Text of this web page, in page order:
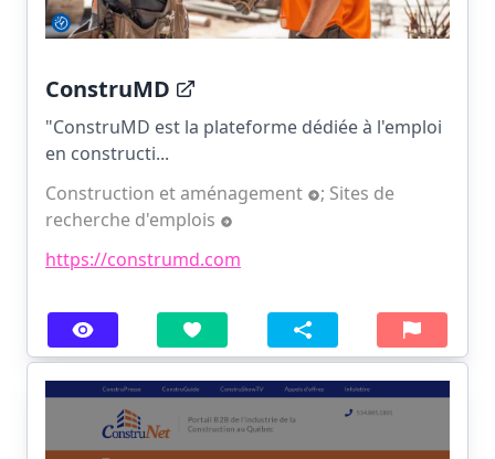
ConstruMD
"ConstruMD est la plateforme dédiée à l'emploi
en constructi...
Construction et aménagement
; Sites de
recherche d'emplois
https://construmd.com